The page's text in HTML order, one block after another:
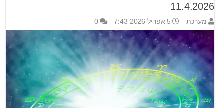
11.4.2026
מערכת 5 אפריל 2026 7:43 0